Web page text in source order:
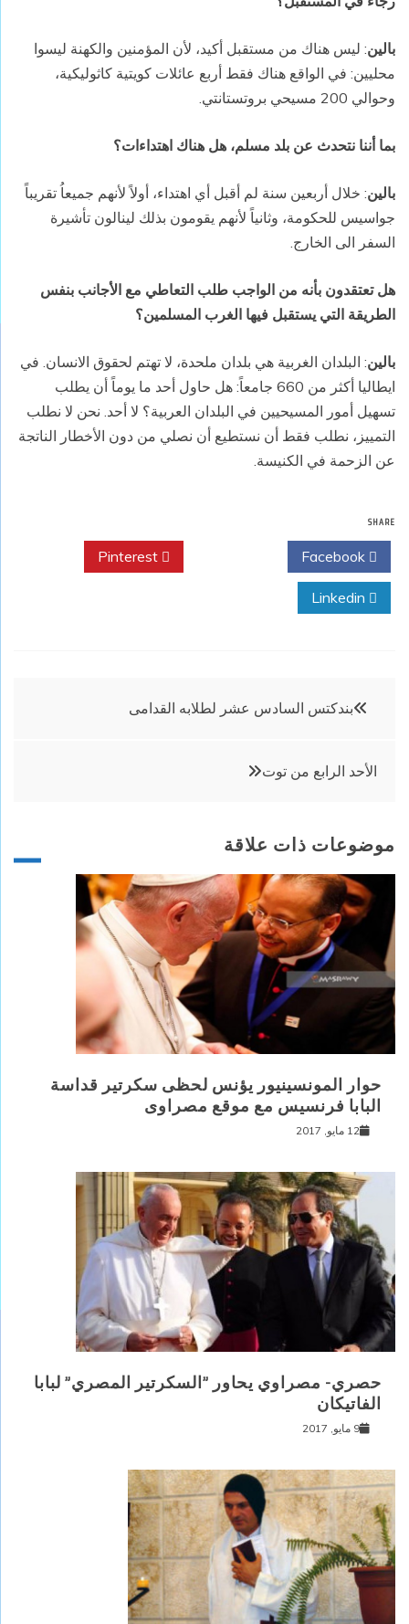
بالين: ليس هناك من مستقبل أكيد، لأن المؤمنين والكهنة ليسوا
محليين: في الواقع هناك فقط أربع عائلات كويتية كاثوليكية،
وحوالي 200 مسيحي بروتستانتي.
بما أننا نتحدث عن بلد مسلم، هل هناك اهتداءات؟
بالين: خلال أربعين سنة لم أقبل أي اهتداء، أولاً لأنهم جميعاُ تقريباً
جواسيس للحكومة، وثانياً لأنهم يقومون بذلك لينالون تأشيرة
السفر الى الخارج.
هل تعتقدون بأنه من الواجب طلب التعاطي مع الأجانب بنفس
الطريقة التي يستقبل فيها الغرب المسلمين؟
بالين: البلدان الغربية هي بلدان ملحدة، لا تهتم لحقوق الانسان. في
ايطاليا أكثر من 660 جامعاً: هل حاول أحد ما يوماً أن يطلب
تسهيل أمور المسيحيين في البلدان العربية؟ لا أحد. نحن لا نطلب
التمييز، نطلب فقط أن نستطيع أن نصلي من دون الأخطار الناتجة
عن الزحمة في الكنيسة.
SHARE
تصفّح
المقالات
بندكتس السادس عشر لطلابه القدامى
الأحد الرابع من توت
موضوعات ذات علاقة
حوار المونسينيور يؤنس لحظى سكرتير قداسة
البابا فرنسيس مع موقع مصراوى
12 مايو, 2017
حصري- مصراوي يحاور ”السكرتير المصري” لبابا
الفاتيكان
9 مايو, 2017